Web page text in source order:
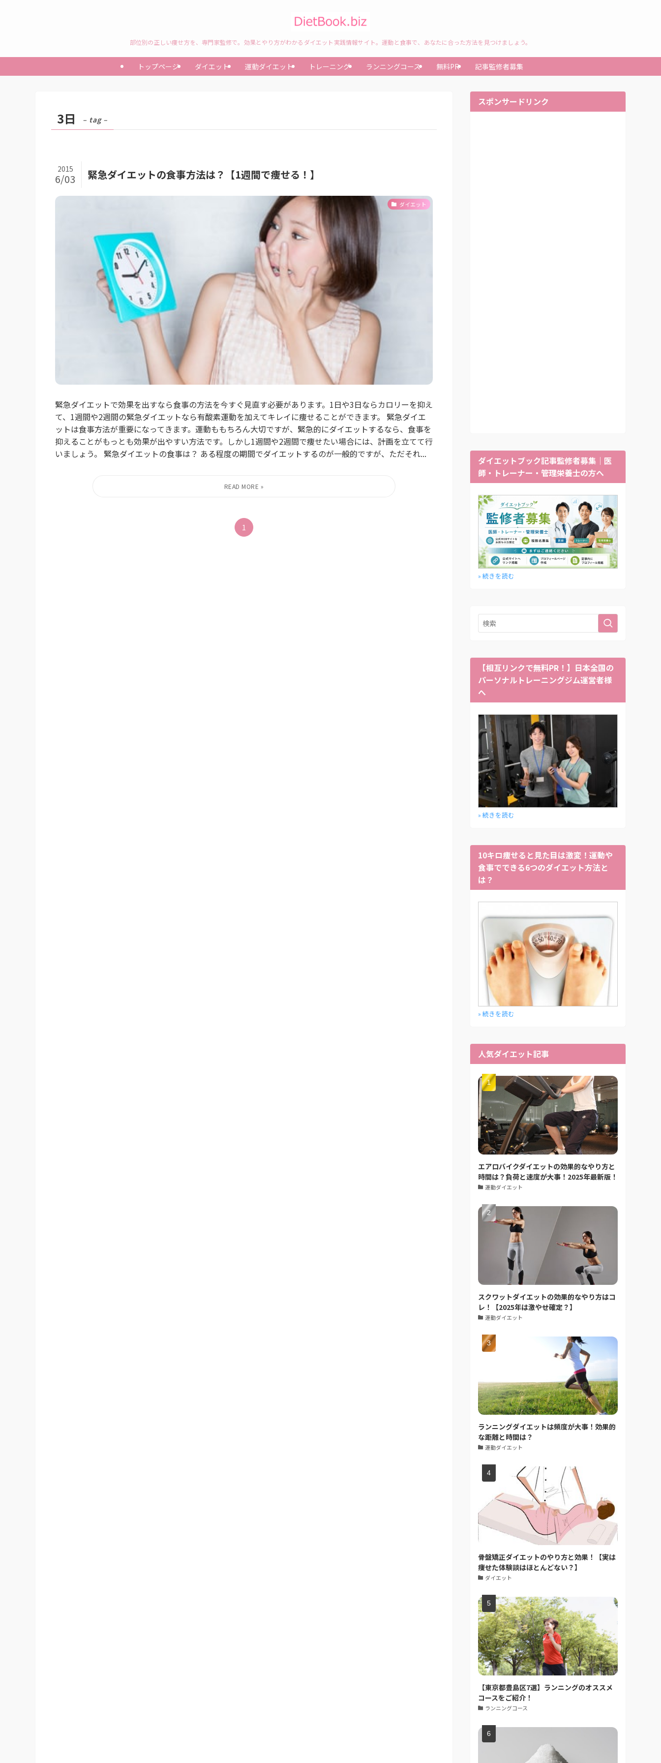
部位別の正しい痩せ方を、専門家監修で。効果とやり方がわかるダイエット実践情報サイト。運動と食事で、あなたに合った方法を見つけましょう。
トップページ ダイエット 運動ダイエット トレーニング ランニングコース 無料PR 記事監修者募集
3日 – tag –
緊急ダイエットの食事方法は？【1週間で痩せる！】
2015
6/03
ダイエット
緊急ダイエットで効果を出すなら食事の方法を今すぐ見直す必要があります。1日や3日ならカロリーを抑え
て、1週間や2週間の緊急ダイエットなら有酸素運動を加えてキレイに痩せることができます。 緊急ダイエ
ットは食事方法が重要になってきます。運動ももちろん大切ですが、緊急的にダイエットするなら、食事を
抑えることがもっとも効果が出やすい方法です。しかし1週間や2週間で痩せたい場合には、計画を立てて行
いましょう。 緊急ダイエットの食事は？ ある程度の期間でダイエットするのが一般的ですが、ただそれ...
1
スポンサードリンク
ダイエットブック記事監修者募集｜医
師・トレーナー・管理栄養士の方へ
» 続きを読む
【相互リンクで無料PR！】日本全国の
パーソナルトレーニングジム運営者様
へ
» 続きを読む
10キロ痩せると見た目は激変！運動や
食事でできる6つのダイエット方法と
は？
» 続きを読む
人気ダイエット記事
エアロバイクダイエットの効果的なやり方と
時間は？負荷と速度が大事！2025年最新版！
運動ダイエット
スクワットダイエットの効果的なやり方はコ
レ！【2025年は激やせ確定？】
運動ダイエット
ランニングダイエットは頻度が大事！効果的
な距離と時間は？
運動ダイエット
骨盤矯正ダイエットのやり方と効果！【実は
痩せた体験談はほとんどない？】
ダイエット
【東京都豊島区7選】ランニングのオススメ
コースをご紹介！
ランニングコース